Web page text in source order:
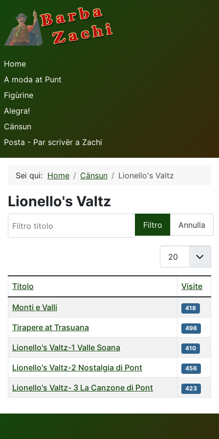
Home
A moda at Punt
Figùrine
Alegra!
Cänsun
Posta - Par scrivër a Zachi
Sei qui: Home Cänsun Lionello's Valtz
Lionello's Valtz
Filtro Annulla
Tabella degli Articoli
Titolo Visite
Monti e Valli 418
Tirapere at Trasuana 498
Lionello's Valtz-1 Valle Soana 410
Lionello's Valtz-2 Nostalgia di Pont 456
Lionello's Valtz- 3 La Canzone di Pont 423